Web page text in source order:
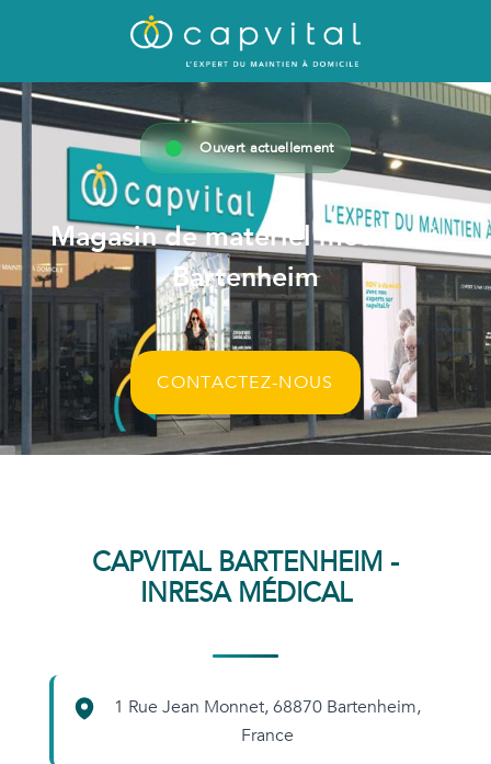
Ouvert actuellement
Magasin de matériel médical à
Bartenheim
CONTACTEZ-NOUS
CAPVITAL BARTENHEIM -
INRESA MÉDICAL
1 Rue Jean Monnet, 68870 Bartenheim,
France